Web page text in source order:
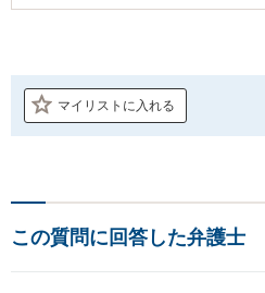
マイリストに入れる
この質問に回答した弁護士